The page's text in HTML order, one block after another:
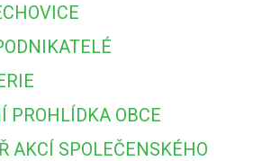
PROHLÍDKA OBCE
AKCÍ SPOLEČENSKÉHO